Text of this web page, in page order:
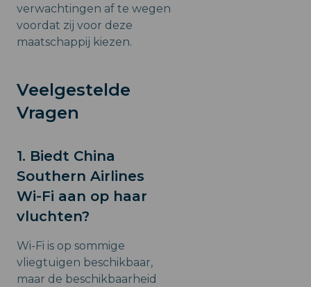
verwachtingen af te wegen
voordat zij voor deze
maatschappij kiezen.
Veelgestelde
Vragen
1. Biedt China
Southern Airlines
Wi-Fi aan op haar
vluchten?
Wi-Fi is op sommige
vliegtuigen beschikbaar,
maar de beschikbaarheid